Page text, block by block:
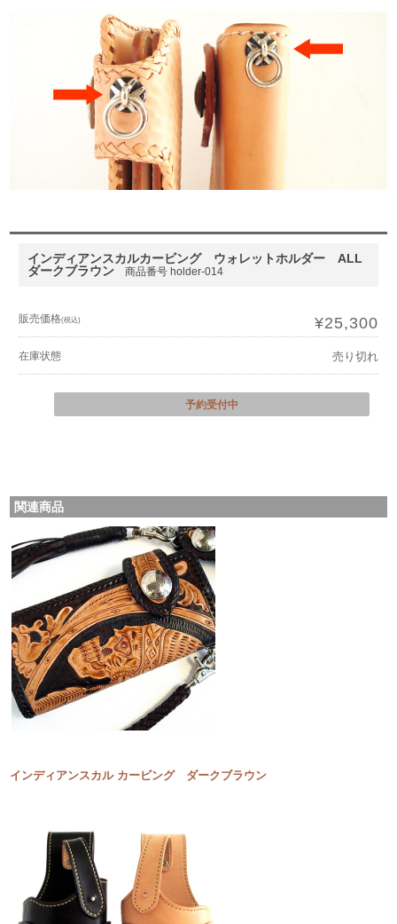
インディアンスカルカービング ウォレットホルダー ALL
ダークブラウン
商品番号 holder-014
販売価格(税込) ¥25,300
在庫状態 売り切れ
予約受付中
関連商品
インディアンスカル カービング ダークブラウン